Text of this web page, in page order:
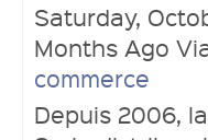
Connexion
Saturday,
Months Ago
commerce
Depuis 2006,